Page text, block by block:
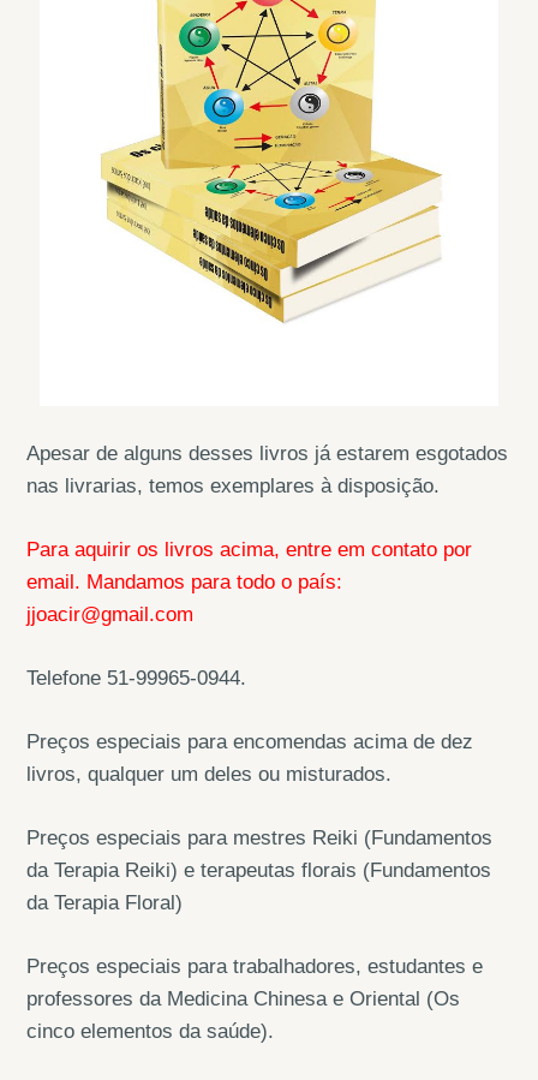
Apesar de alguns desses livros já estarem esgotados
nas livrarias, temos exemplares à disposição.
Para aquirir os livros acima, entre em contato por
email. Mandamos para todo o país:
jjoacir@gmail.com
Telefone 51-99965-0944.
Preços especiais para encomendas acima de dez
livros, qualquer um deles ou misturados.
Preços especiais para mestres Reiki (Fundamentos
da Terapia Reiki) e terapeutas florais (Fundamentos
da Terapia Floral)
Preços especiais para trabalhadores, estudantes e
professores da Medicina Chinesa e Oriental (Os
cinco elementos da saúde).